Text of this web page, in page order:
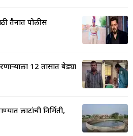
तैनात पोलीस
12 तासात बेड्या
लाटांची निर्मिती,